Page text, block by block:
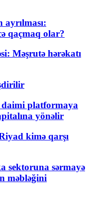
qaçmaq olar?
Məşrutə hərəkatı
platformaya
yönəlir
kimə qarşı
sektoruna sərmayə
məbləğini